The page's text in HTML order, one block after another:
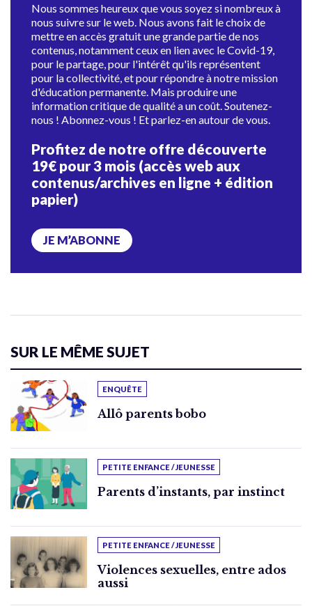
Nous sommes heureux que vous soyez si nombreux à
nous suivre sur le web. Nous avons fait le choix de
mettre en accès gratuit une grande partie de nos
contenus, notamment ceux en lien avec le Covid-19,
pour le partage, pour l'intérêt qu'ils représentent
pour la collectivité, et pour répondre à notre mission
d'éducation permanente. Mais produire une
information critique de qualité a un coût. Soutenez-
nous ! Abonnez-vous ! Et parlez-en autour de vous.
Profitez de notre offre découverte
19€ pour 3 mois (accès web aux
contenus/archives en ligne + édition
papier)
JE M’ABONNE
SUR LE MÊME SUJET
ENQUÊTE
Allô parents bobo
PETITE ENFANCE / JEUNESSE
Parents d’instants, par instinct
PETITE ENFANCE / JEUNESSE
Violences sexuelles, entre ados
aussi